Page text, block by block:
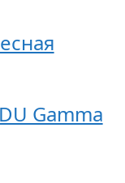
Gamma